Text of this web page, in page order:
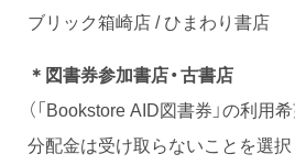
ブリック箱崎店 / ひまわり書店
＊図書券参加書店・古書店
（「Bookstore AID図書券」の利用
分配金は受け取らないことを選択